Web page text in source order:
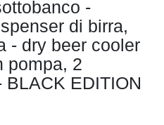
-
di birra,
- dry beer cooler
pompa, 2
EDITION